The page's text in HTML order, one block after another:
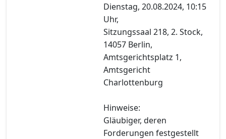
Dienstag, 20.08.2024, 10:15
Uhr,
Sitzungssaal 218, 2. Stock,
14057 Berlin,
Amtsgerichtsplatz 1,
Amtsgericht
Charlottenburg
Hinweise:
Gläubiger, deren
Forderungen festgestellt